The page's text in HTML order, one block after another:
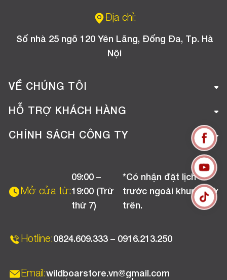
Địa chỉ:
Số nhà 25 ngõ 120 Yên Lãng, Đống Đa, Tp. Hà
Nội
VỀ CHÚNG TÔI
Giới thiệu công ty
Tuyển dụng
HỖ TRỢ KHÁCH HÀNG
Hướng dẫn mua hàng online
Chương trình khuyến mãi
CHÍNH SÁCH CÔNG TY
Chính sách bảo hành
Mở cửa từ:
09:00 –
19:00 (Trừ
thứ 7)
*Có nhận đặt lịch
trước ngoài khung giờ
trên.
Hotline:0824.609.333 – 0916.213.250
Email:wildboarstore.vn@gmail.com